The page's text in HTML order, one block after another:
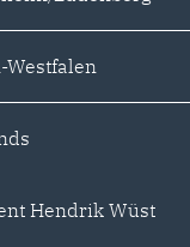
Westfalen
Hendrik Wüst